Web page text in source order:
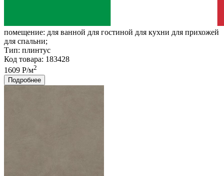
помещение: для ванной для гостиной для кухни для прихожей
для спальни;
Тип: плинтус
Код товара: 183428
1609 Р/м2
Подробнее